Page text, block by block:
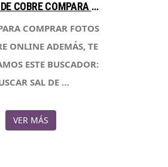
➤ FOTOS DE COBRE COMPARA PRECIO PARA COMPRAR EN LIBRERIAESOTERICA.NET
COMPRAR FOTOS
ONLINE ADEMÁS, TE
ESTE BUSCADOR:
SAL DE …
VER MÁS